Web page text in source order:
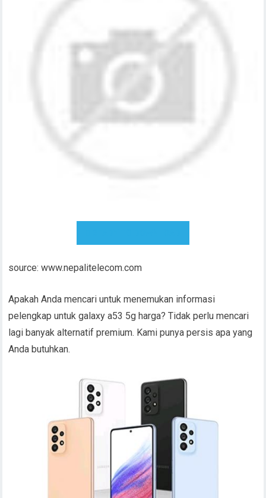
source: www.nepalitelecom.com
Apakah Anda mencari untuk menemukan informasi
pelengkap untuk galaxy a53 5g harga? Tidak perlu mencari
lagi banyak alternatif premium. Kami punya persis apa yang
Anda butuhkan.